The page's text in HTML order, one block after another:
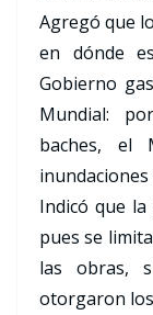
Agregó que
en dónde
Gobierno
Mundial:
baches, el
Indicó que
pues se
las obras,
otorgaron